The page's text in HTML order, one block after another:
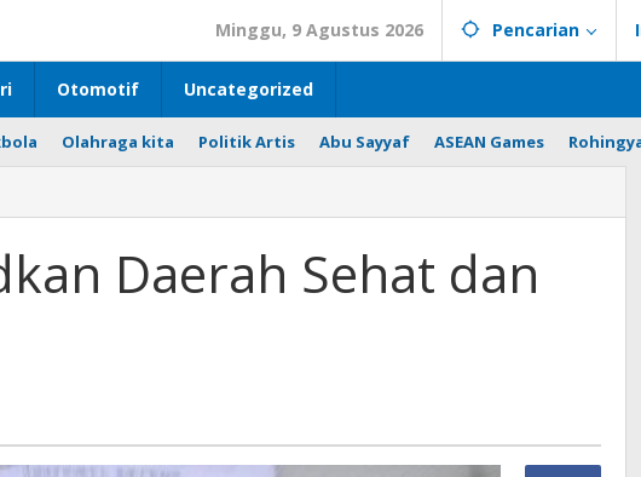
Minggu, 9 Agustus 2026 Pencarian
Otomotif Uncategorized
Olahraga kita Politik Artis Abu Sayyaf ASEAN Games
Daerah Sehat dan